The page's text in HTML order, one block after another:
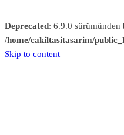
Deprecated: 6.9.0 sürümünden
/home/cakiltasitasarim/
Skip to content